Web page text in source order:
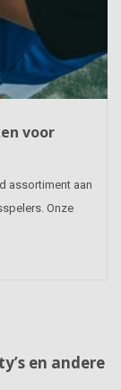
voor
assortiment aan
Onze
en andere